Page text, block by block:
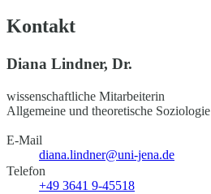
Kontakt
Diana Lindner, Dr.
wissenschaftliche Mitarbeiterin
Allgemeine und theoretische Soziologie
E-Mail
diana.lindner@uni-jena.de
Telefon
+49 3641 9-45518